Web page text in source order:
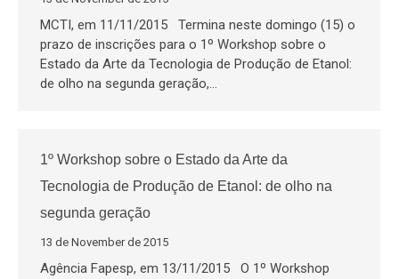
MCTI, em 11/11/2015 Termina neste domingo (15) o
prazo de inscrições para o 1º Workshop sobre o
Estado da Arte da Tecnologia de Produção de Etanol:
de olho na segunda geração,…
1º Workshop sobre o Estado da Arte da
Tecnologia de Produção de Etanol: de olho na
segunda geração
13 de November de 2015
Agência Fapesp, em 13/11/2015 O 1º Workshop